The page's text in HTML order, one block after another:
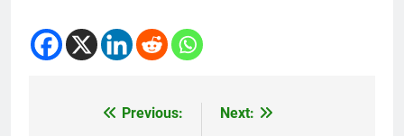
Previous:
Next: